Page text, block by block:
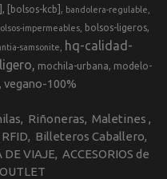
[bolsos-kcb] bandolera-regulable
impermeables bolsos-ligeros
samsonite
hq-calidad-
ligero mochila-urbana
modelo-
vegano-100%
Riñoneras Maletines
Billeteros Caballero
DE VIAJE ACCESORIOS de